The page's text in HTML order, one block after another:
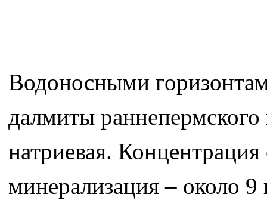
Водоносными
далмиты раннепермского
натриевая.
минерализация – около